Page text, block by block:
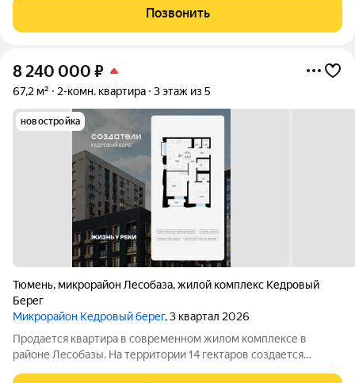
класса высотой от 5 до 25 этажей, собственным детским садом
и благоустроенной набережной.
Позвонить
8 240 000 ₽
67,2 м² 2-комн. квартира 3 этаж из 5
новостройка
Тюмень, микрорайон Лесобаза,жилой комплекс Кедровый
Берег
Микрорайон Кедровый берег, 3 квартал 2026
Продается квартира в современном жилом комплексе в
районе Лесобазы. На территории 14 гектаров создается